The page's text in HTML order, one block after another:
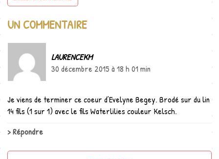
UN COMMENTAIRE
LAURENCEKM
30 décembre 2015 à 18 h 01 min
Je viens de terminer ce coeur d’Evelyne Begey. Brodé sur du lin
14 fils (1 sur 1) avec le fils Waterlilies couleur Kelsch.
Répondre